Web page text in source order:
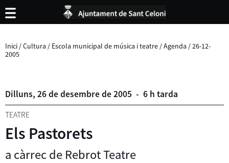
Inici /Cultura / Escola municipal de música i teatre /Agenda /26-12-
2005
Dilluns, 26dedesembrede2005 - 6 h tarda
TEATRE
Els Pastorets
a càrrec de Rebrot Teatre